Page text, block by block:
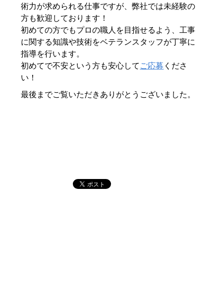
術力が求められる仕事ですが、弊社では未経験の
方も歓迎しております！
初めての方でもプロの職人を目指せるよう、工事
に関する知識や技術をベテランスタッフが丁寧に
指導を行います。
初めてで不安という方も安心して ご応募 くださ
い！
最後までご覧いただきありがとうございました。